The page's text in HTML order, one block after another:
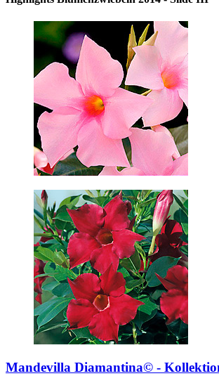
Mandevilla Diamantina© -